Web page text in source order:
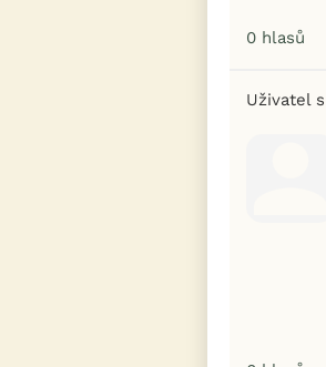
0 hlasů
Uživatel